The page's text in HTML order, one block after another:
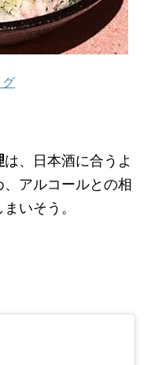
は、日本酒に合うよ
アルコールとの相
いそう。